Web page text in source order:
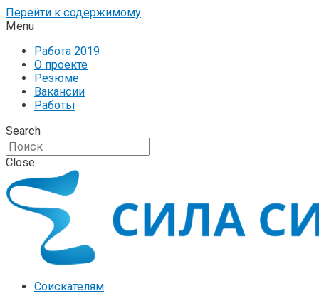
Перейти к содержимому
Menu
Работа 2019
О проекте
Резюме
Вакансии
Работы
Search
Close
Соискателям